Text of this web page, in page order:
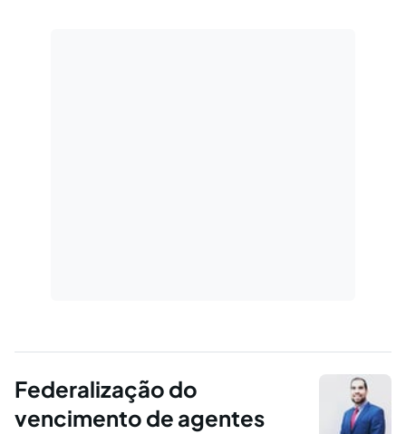
Federalização do
vencimento de agentes